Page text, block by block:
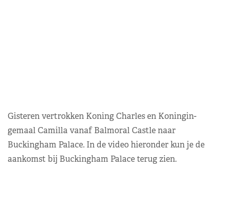
Gisteren vertrokken Koning Charles en Koningin-
gemaal Camilla vanaf Balmoral Castle naar
Buckingham Palace. In de video hieronder kun je de
aankomst bij Buckingham Palace terug zien.